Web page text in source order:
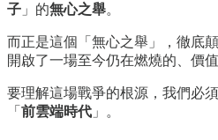
子 」的無心之舉。
而正是這個「無心之舉」，徹底
開啟了一場至今仍在燃燒的、價
要理解這場戰爭的根源，我們必
「 前雲端時代 」。